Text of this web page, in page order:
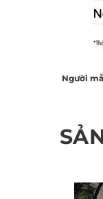
Người